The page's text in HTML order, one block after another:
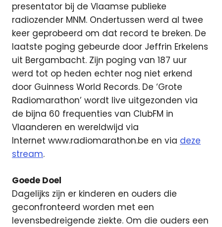
presentator bij de Vlaamse publieke
radiozender MNM. Ondertussen werd al twee
keer geprobeerd om dat record te breken. De
laatste poging gebeurde door Jeffrin Erkelens
uit Bergambacht. Zijn poging van 187 uur
werd tot op heden echter nog niet erkend
door Guinness World Records. De ‘Grote
Radiomarathon’ wordt live uitgezonden via
de bijna 60 frequenties van ClubFM in
Vlaanderen en wereldwijd via
Internet www.radiomarathon.be en via deze
stream.
Goede Doel
Dagelijks zijn er kinderen en ouders die
geconfronteerd worden met een
levensbedreigende ziekte. Om die ouders een